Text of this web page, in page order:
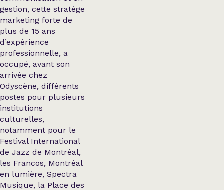
gestion, cette stratège
marketing forte de
plus de 15 ans
d’expérience
professionnelle, a
occupé, avant son
arrivée chez
Odyscène, différents
postes pour plusieurs
institutions
culturelles,
notamment pour le
Festival International
de Jazz de Montréal,
les Francos, Montréal
en lumière, Spectra
Musique, la Place des